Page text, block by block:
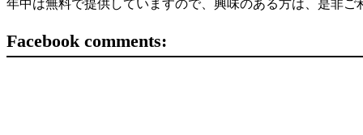
年中は無料で提供していますので、興味のある方は、是非ご
Facebook comments: